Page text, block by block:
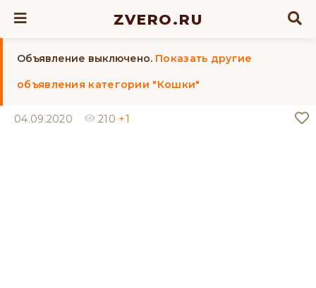
ZVERO.RU
Объявление выключено. Показать другие
объявления категории "Кошки"
04.09.2020 210 +1